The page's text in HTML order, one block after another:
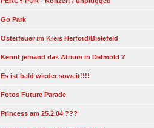
Go Park
Osterfeuer im Kreis Herford/Bielefeld
Kennt jemand das Atrium in Detmold ?
Es ist bald wieder soweit!!!!
Fotos Future Parade
Princess am 25.2.04 ???